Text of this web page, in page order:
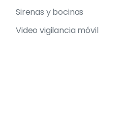
Sirenas y bocinas
Video vigilancia móvil